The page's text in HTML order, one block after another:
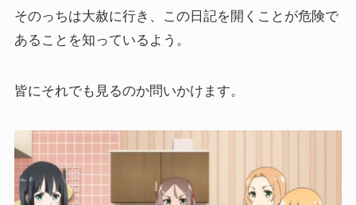
そのっちは大赦に行き、この日記を開くことが危険で
あることを知っているよう。
皆にそれでも見るのか問いかけます。